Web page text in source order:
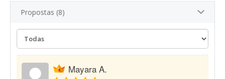
Propostas (8)
Mayara A.